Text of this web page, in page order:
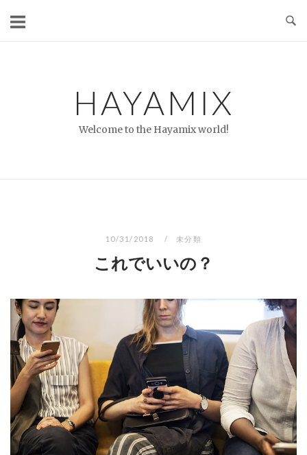
HAYAMIX
Welcome to the Hayamix world!
10/31/2018 未分類
これでいいの？